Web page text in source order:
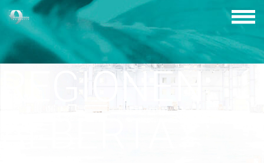
Skip
to
content
REGIONEN: